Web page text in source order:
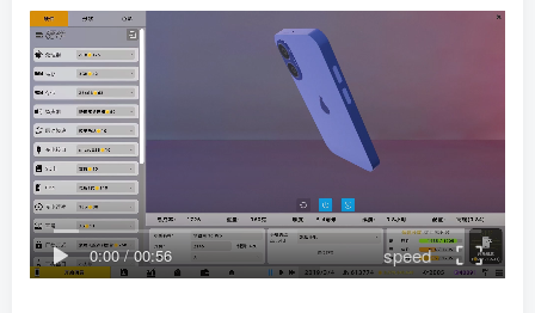
0:00/00:56 speed